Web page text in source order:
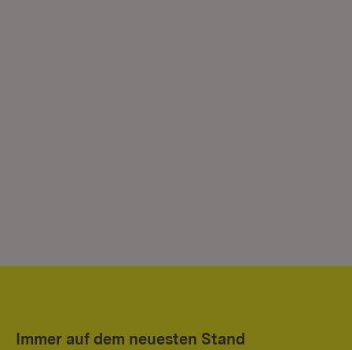
Immer auf dem neuesten Stand